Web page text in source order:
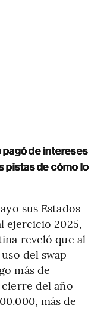
pagó de intereses
pistas de cómo lo
sus Estados
ejercicio 2025,
reveló que al
del swap
más de
cierre del año
más de